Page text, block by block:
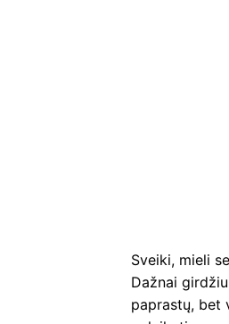
Sveiki, mieli
Dažnai
paprastų, bet